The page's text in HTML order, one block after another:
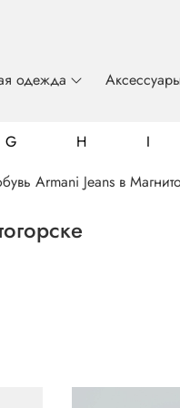
одежда
G H I
Armani Jeans в